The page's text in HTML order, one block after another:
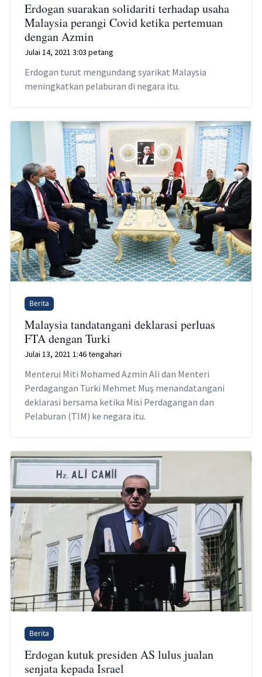
Erdogan suarakan solidariti terhadap usaha
Malaysia perangi Covid ketika pertemuan
dengan Azmin
Julai 14, 2021 3:03 petang
Erdogan turut mengundang syarikat Malaysia
meningkatkan pelaburan di negara itu.
Berita
Malaysia tandatangani deklarasi perluas
FTA dengan Turki
Julai 13, 2021 1:46 tengahari
Menterui Miti Mohamed Azmin Ali dan Menteri
Perdagangan Turki Mehmet Muş menandatangani
deklarasi bersama ketika Misi Perdagangan dan
Pelaburan (TIM) ke negara itu.
Berita
Erdogan kutuk presiden AS lulus jualan
senjata kepada Israel